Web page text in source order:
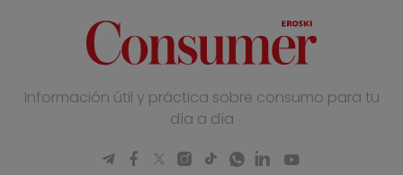
Información útil y práctica sobre consumo para tu
día a día